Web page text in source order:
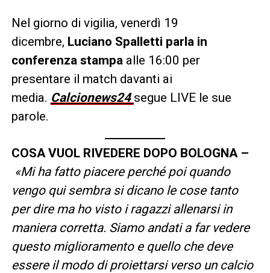
Nel giorno di vigilia, venerdì 19
dicembre, Luciano Spalletti parla in
conferenza stampa alle 16:00 per
presentare il match davanti ai
media. Calcionews24 segue LIVE le sue
parole.
COSA VUOL RIVEDERE DOPO BOLOGNA –
«Mi ha fatto piacere perché poi quando
vengo qui sembra si dicano le cose tanto
per dire ma ho visto i ragazzi allenarsi in
maniera corretta. Siamo andati a far vedere
questo miglioramento e quello che deve
essere il modo di proiettarsi verso un calcio